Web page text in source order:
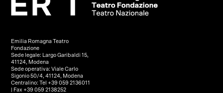
Emilia Romagna Teatro
Fondazione
Sede legale: Largo Garibaldi 15,
41124, Modena
Sede operativa: Viale Carlo
Sigonio 50/4, 41124, Modena
Centralino: Tel +39 059 2136011
| Fax +39 059 2138252